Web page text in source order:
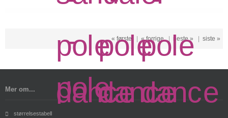
« første | « forrige| neste » | siste »
Mer om...
størrelsestabell